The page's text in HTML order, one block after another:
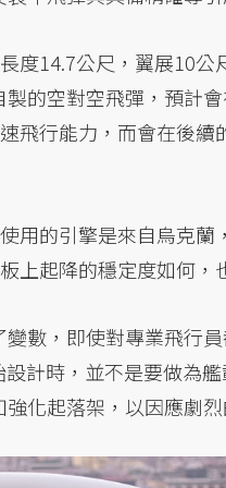
度14.7公尺，翼展10
的空對空飛彈，預計
飛行能力，而會在後續
用的引擎是來自烏克蘭
上起降的穩定度如何，
數，即使對專業飛行
計時，並不是要做為
化起落架，以因應劇烈